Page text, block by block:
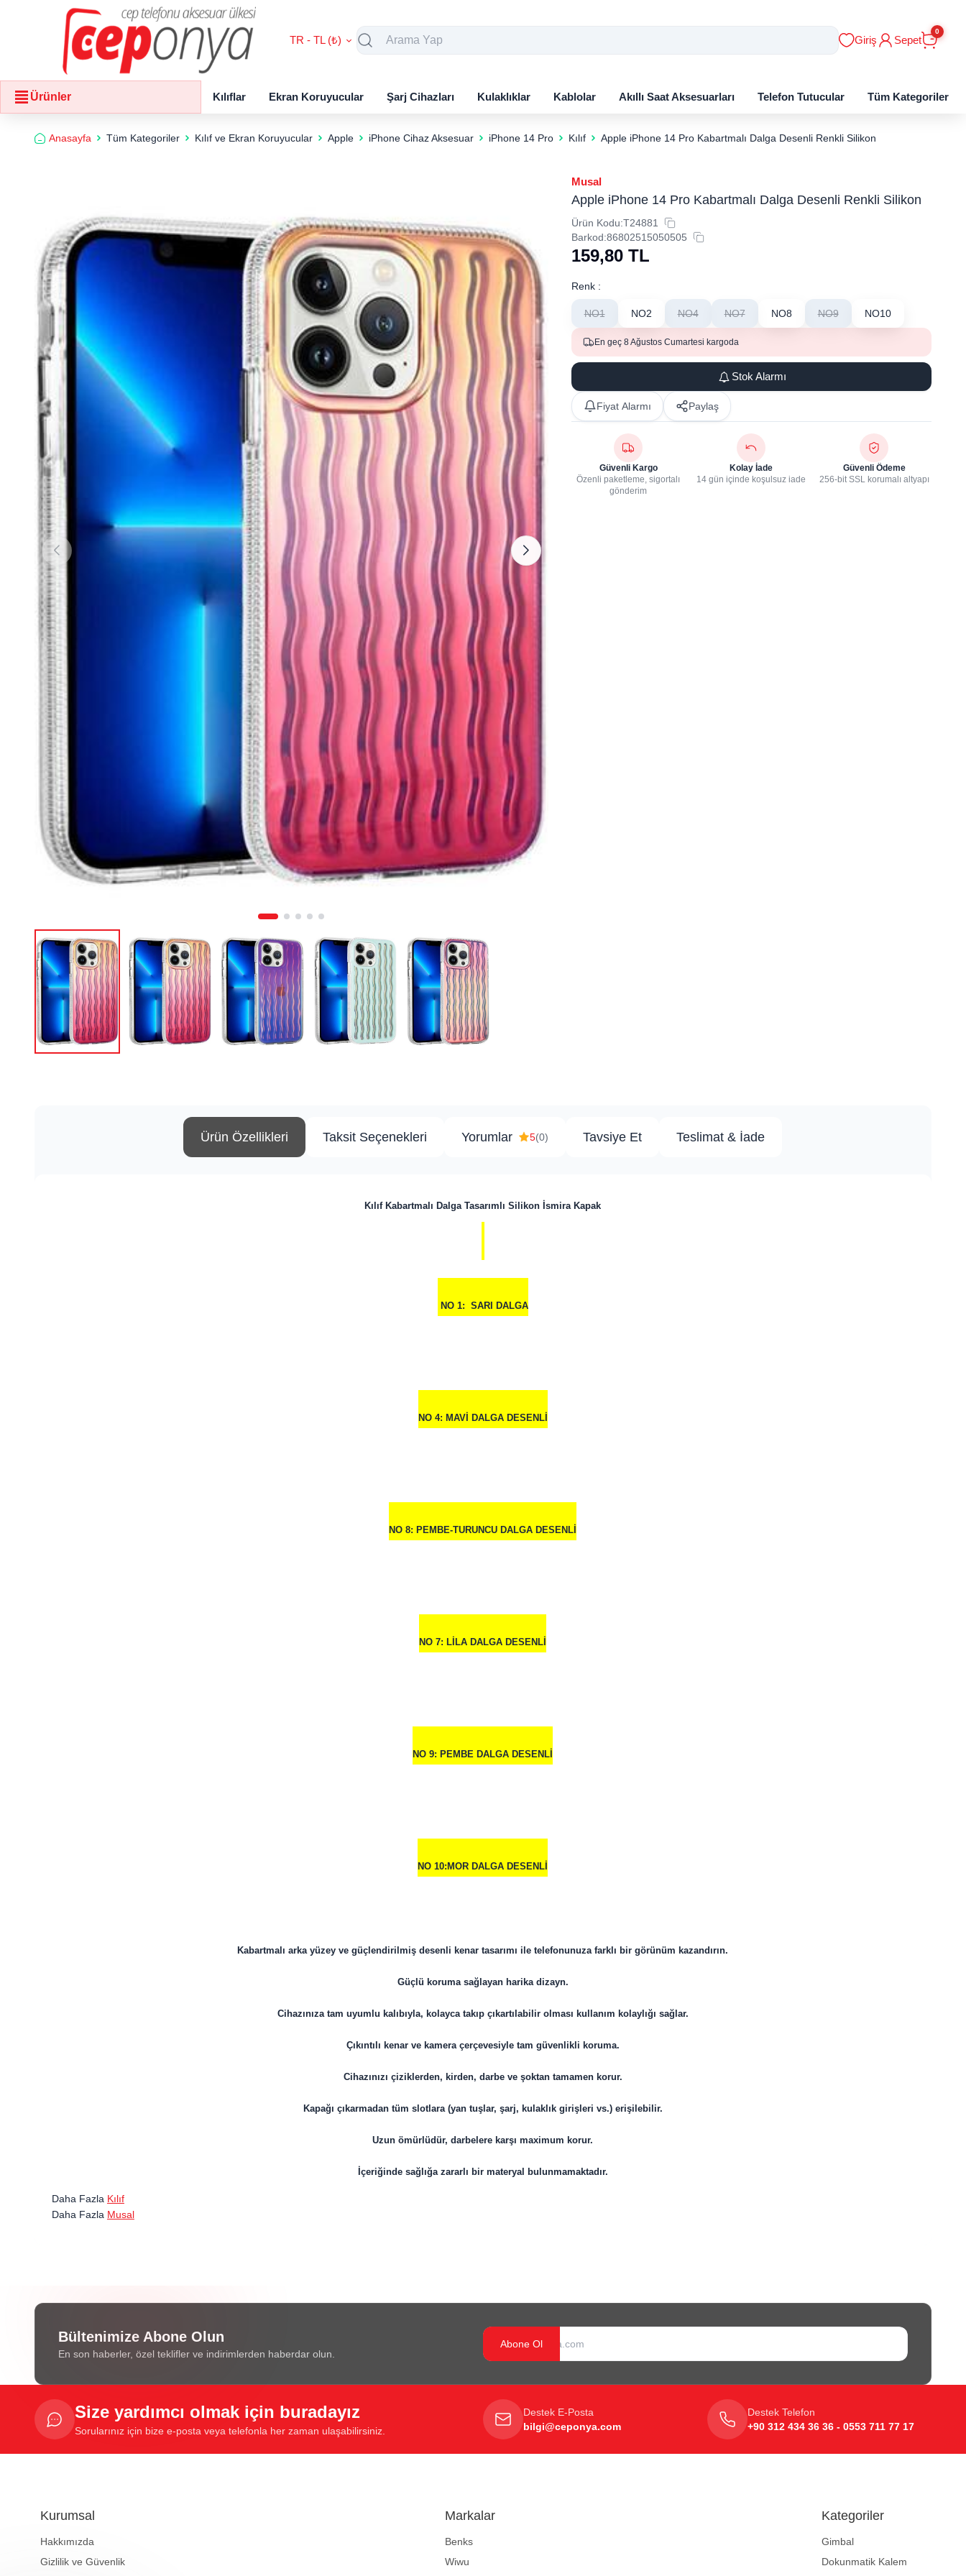
TR - TL (₺) Giriş Sepet
0
Ürünler Kılıflar Ekran Koruyucular Şarj Cihazları Kulaklıklar Kablolar Akıllı Saat Aksesuarları Telefon Tutucular Tüm Kategoriler
Anasayfa Tüm Kategoriler Kılıf ve Ekran Koruyucular Apple iPhone Cihaz Aksesuar iPhone 14 Pro Kılıf Apple iPhone 14 Pro Kabartmalı Dalga Desenli Renkli Silikon
Musal
Apple iPhone 14 Pro Kabartmalı Dalga Desenli Renkli Silikon
Ürün Kodu:T24881
Barkod:86802515050505
159,80 TL
Renk :
NO1 NO2 NO4 NO7 NO8 NO9 NO10
En geç 8 Ağustos Cumartesi kargoda
Stok Alarmı
Fiyat Alarmı Paylaş
Güvenli Kargo
Özenli paketleme, sigortalı
gönderim
Kolay İade
14 gün içinde koşulsuz iade
Güvenli Ödeme
256-bit SSL korumalı altyapı
Ürün Özellikleri Taksit Seçenekleri Yorumlar 5(0) Tavsiye Et Teslimat & İade
Kılıf Kabartmalı Dalga Tasarımlı Silikon İsmira Kapak
NO 1: SARI DALGA
NO 4: MAVİ DALGA DESENLİ
NO 8: PEMBE-TURUNCU DALGA DESENLİ
NO 7: LİLA DALGA DESENLİ
NO 9: PEMBE DALGA DESENLİ
NO 10:MOR DALGA DESENLİ
Kabartmalı arka yüzey ve güçlendirilmiş desenli kenar tasarımı ile telefonunuza farklı bir görünüm kazandırın.
Güçlü koruma sağlayan harika dizayn.
Cihazınıza tam uyumlu kalıbıyla, kolayca takıp çıkartılabilir olması kullanım kolaylığı sağlar.
Çıkıntılı kenar ve kamera çerçevesiyle tam güvenlikli koruma.
Cihazınızı çiziklerden, kirden, darbe ve şoktan tamamen korur.
Kapağı çıkarmadan tüm slotlara (yan tuşlar, şarj, kulaklık girişleri vs.) erişilebilir.
Uzun ömürlüdür, darbelere karşı maximum korur.
İçeriğinde sağlığa zararlı bir materyal bulunmamaktadır.
Daha Fazla Kılıf
Daha Fazla Musal
Bültenimize Abone Olun
En son haberler, özel teklifler ve indirimlerden haberdar olun.
Abone Ol
Size yardımcı olmak için buradayız
Sorularınız için bize e-posta veya telefonla her zaman ulaşabilirsiniz.
Destek E-Posta
bilgi@ceponya.com
Destek Telefon
+90 312 434 36 36 - 0553 711 77 17
Kurumsal
Hakkımızda
Gizlilik ve Güvenlik
Markalar
Benks
Wiwu
Kategoriler
Gimbal
Dokunmatik Kalem